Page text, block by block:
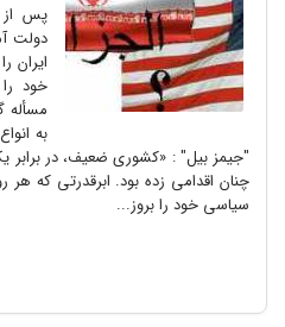
پس از
دولت
ایران
خود را
مسأله
به
"جیمز بیل" : «کشوری ضعیف، در برابر یک
چنان اقدامی زده بود. ابرقدرتی که هر
سیاسی خود را بروز...